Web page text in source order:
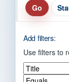
Add filters:
Use filters to